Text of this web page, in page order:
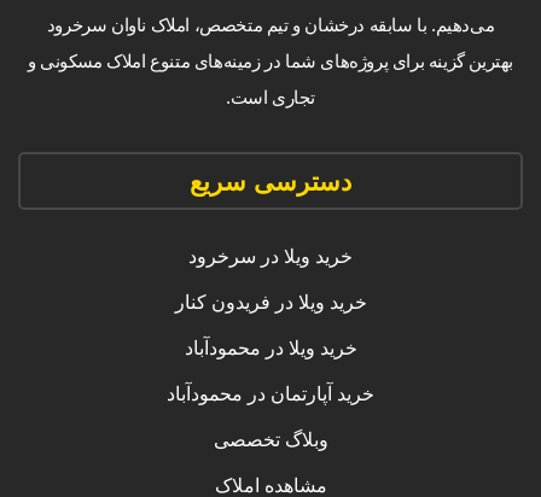
می‌دهیم. با سابقه درخشان و تیم متخصص، املاک ناوان سرخرود
بهترین گزینه برای پروژه‌های شما در زمینه‌های متنوع املاک مسکونی و
تجاری است.
دسترسی سریع
خرید ویلا در سرخرود
خرید ویلا در فریدون کنار
خرید ویلا در محمودآباد
خرید آپارتمان در محمودآباد
وبلاگ تخصصی
مشاهده املاک